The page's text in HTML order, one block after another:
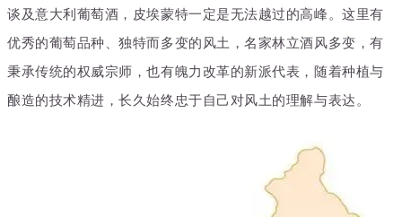
谈及意大利葡萄酒， 皮埃蒙特一定是无法越过的高峰。这里有
优秀的葡萄品种、独特而多变的风土，名家林立酒风多变，有
秉承传统的权威宗师，也有魄力改革的新派代表，随着种植与
酿造的技术精进，长久始终忠于自己对风土的理解与表达。